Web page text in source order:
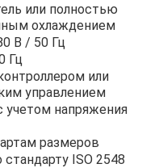
или полностью
охлаждением
В / 50 Гц
Гц
или
управлением
учетом напряжения
размеров
ISO 2548